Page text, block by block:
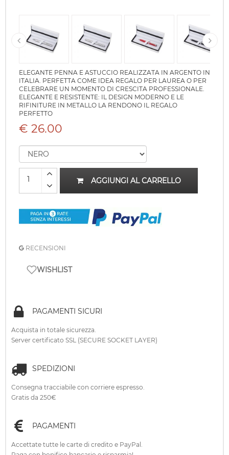
ELEGANTE PENNA E ASTUCCIO REALIZZATA IN ARGENTO IN
ITALIA. PERFETTA COME IDEA REGALO PER LAUREA O PER
CELEBRARE UN MOMENTO DI CRESCITA PROFESSIONALE.
ELEGANTE E RESISTENTE: IL DESIGN MODERNO E LE
RIFINITURE IN METALLO LA RENDONO IL REGALO
PERFETTO
€ 26.00
AGGIUNGI AL CARRELLO
RECENSIONI
WISHLIST
PAGAMENTI SICURI
Acquista in totale sicurezza.
Server certificato SSL (SECURE SOCKET LAYER)
SPEDIZIONI
Consegna tracciabile con corriere espresso.
Gratis da 250€
PAGAMENTI
Accettate tutte le carte di credito e PayPal.